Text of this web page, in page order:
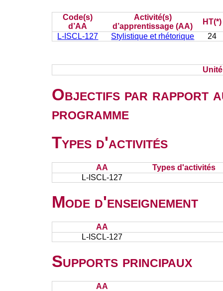
Code(s)
d’AA
Activité(s)
d’apprentissage (AA)
HT(*)
L-ISCL-127
Stylistique et rhétorique 24
Objectifs par rapport
programme
Types d'activités
AA
Types d'activités
L-ISCL-127
Mode d'enseignement
AA
L-ISCL-127
Supports principaux
AA